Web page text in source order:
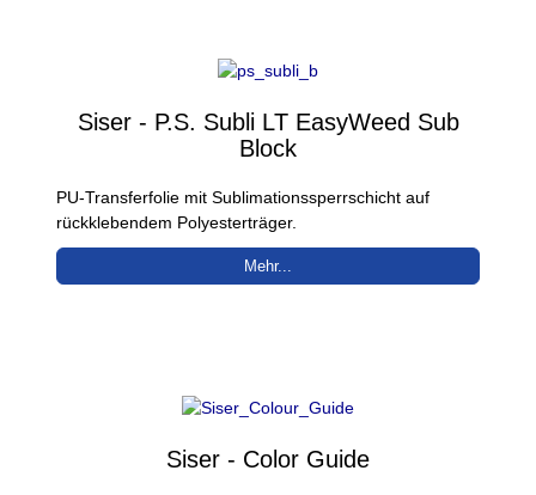
Siser - P.S. Subli LT EasyWeed Sub
Block
PU-Transferfolie mit Sublimationssperrschicht auf
rückklebendem Polyesterträger.
Mehr...
Siser - Color Guide